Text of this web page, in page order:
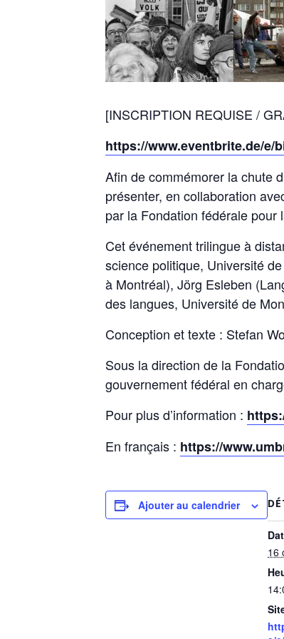
[INSCRIPTION REQUISE /
https://www.eventbrite.de/e/
Afin de commémorer la chute
présenter, en collaboration
par la Fondation fédérale pour
Cet événement trilingue à
science politique, Université
à Montréal), Jörg Esleben
des langues, Université de
Conception et texte : Stefan
Sous la direction de la
gouvernement fédéral en
Pour plus d’information :
En français : https://
Ajouter au calendrier
16